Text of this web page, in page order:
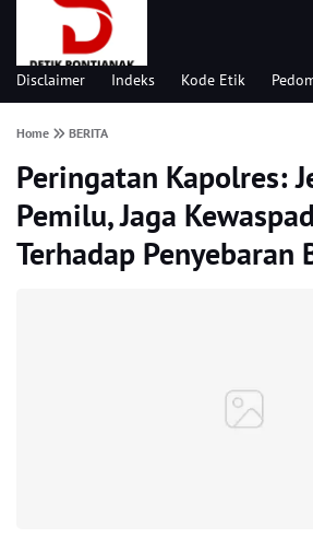
Disclaimer Indeks Kode Etik
Home BERITA
Peringatan Kapolres:
Pemilu, Jaga
Terhadap Penyebaran